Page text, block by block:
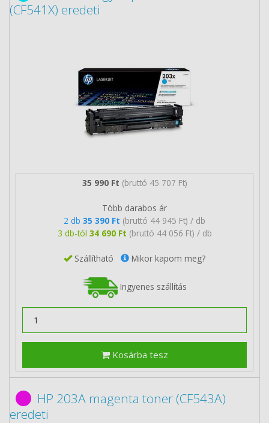
(CF541X) eredeti
35 990 Ft (bruttó 45 707 Ft)
Több darabos ár
2 db 35 390 Ft (bruttó 44 945 Ft) / db
3 db-tól 34 690 Ft (bruttó 44 056 Ft) / db
Szállítható Mikor kapom meg?
Ingyenes szállítás
Kosárba tesz
HP 203A magenta toner (CF543A)
eredeti